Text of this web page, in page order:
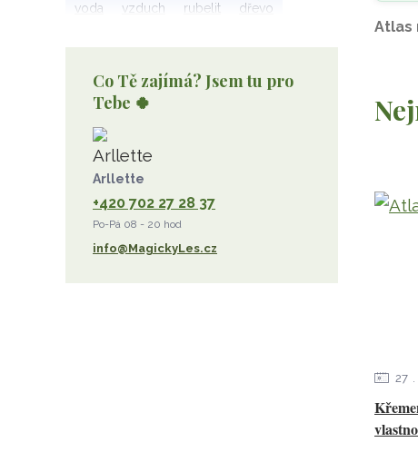
voda
vzduch rubelit
dřevo
Strom Života
záhněda
diamant
kunzit
křišťál
olivín
opál
perleť
rodochrozit
Co Tě zajímá? Jsem tu pro
Tebe 🍀
Arllette
+420 702 27 28 37
Po-Pá 08 - 20 hod
info@MagickyLes.cz
Atlas
27